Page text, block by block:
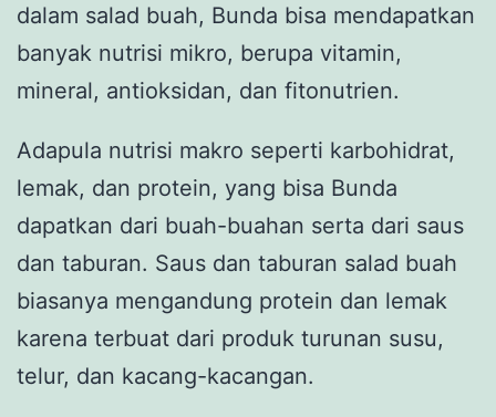
dalam salad buah, Bunda bisa mendapatkan
banyak nutrisi mikro, berupa vitamin,
mineral, antioksidan, dan fitonutrien.
Adapula nutrisi makro seperti karbohidrat,
lemak, dan protein, yang bisa Bunda
dapatkan dari buah-buahan serta dari saus
dan taburan. Saus dan taburan salad buah
biasanya mengandung protein dan lemak
karena terbuat dari produk turunan susu,
telur, dan kacang-kacangan.